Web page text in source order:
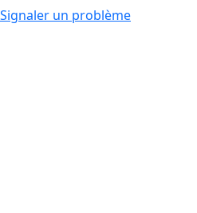
Signaler un problème